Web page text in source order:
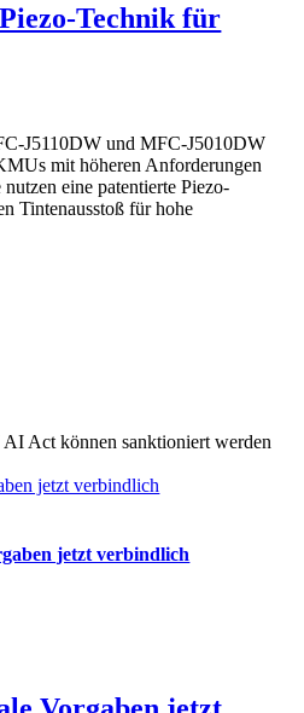
Technik für
J5110DW und MFC-J5010DW
mit höheren Anforderungen
eine patentierte Piezo-
Tintenausstoß für hohe
jetzt verbindlich
jetzt verbindlich